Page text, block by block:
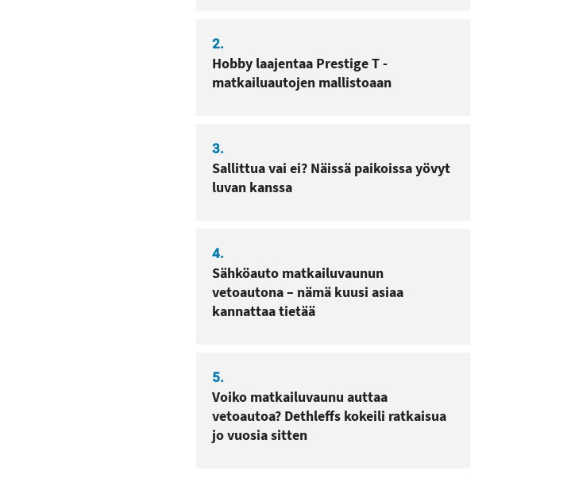
2.
Hobby laajentaa Prestige T -
matkailuautojen mallistoaan
3.
Sallittua vai ei? Näissä paikoissa yövyt
luvan kanssa
4.
Sähköauto matkailuvaunun
vetoautona – nämä kuusi asiaa
kannattaa tietää
5.
Voiko matkailuvaunu auttaa
vetoautoa? Dethleffs kokeili ratkaisua
jo vuosia sitten